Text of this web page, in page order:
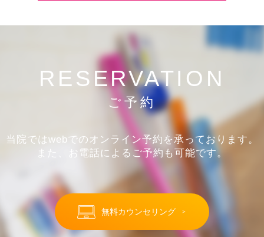
RESERVATION
ご予約
当院ではwebでのオンライン予約を承っております。
また、お電話によるご予約も可能です。
無料カウンセリング ＞